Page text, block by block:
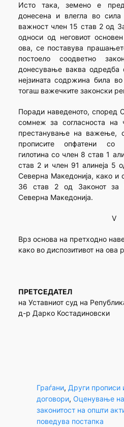
Исто така, земено е
донесена и влегла во
важност член 15 став 2 од
односи од неговиот
ова, се поставува
постоело соодветно
донесување ваква
нејзината содржина била
тогаш важечките законски
Поради наведеното, според
сомнеж за согласноста на
престанување на важење,
прописите опфатени со
гилотина со член 8 став 1
став 2 и член 91 алинеја 5
Северна Македонија, како и
36 став 2 од Законот за
Северна Македонија.
V
Врз основа на претходно
како во диспозитивот на ова
ПРЕТСЕДАТЕЛ
на Уставниот суд на
д-р Дарко Костадиновски
Граѓани, Други прописи
договори, Оценување на
законитост на општи
поведува постапка